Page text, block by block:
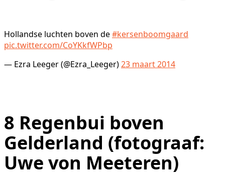
Hollandse luchten boven de#kersenboomgaard
pic.twitter.com/CoYKkfWPbp
— Ezra Leeger (@Ezra_Leeger)23 maart 2014
8 Regenbui boven
Gelderland (fotograaf:
Uwe von Meeteren)